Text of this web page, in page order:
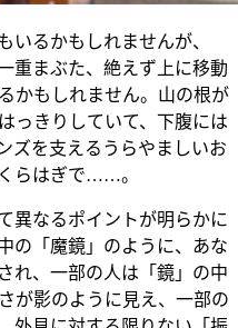
いるかもしれませんが、
重まぶた、絶えず上に移動
かもしれません。山の根が
っきりしていて、下腹には
ズを支えるうらやましいお
らはぎで……。
異なるポイントが明らかに
の「魔鏡」のように、あな
れ、一部の人は「鏡」の中
が影のように見え、一部の